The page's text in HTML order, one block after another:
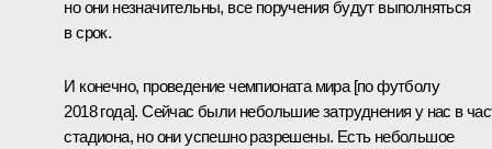
но они незначительны, все поручения будут выполняться
в срок.
И конечно, проведение чемпионата мира [по футболу
2018 года]. Сейчас были небольшие затруднения у нас в
стадиона, но они успешно разрешены. Есть небольшое